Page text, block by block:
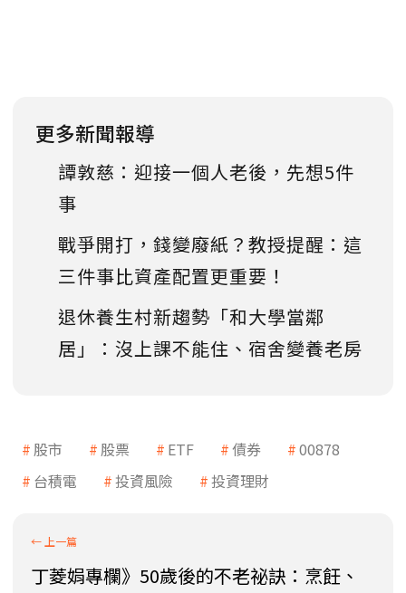
更多新聞報導
譚敦慈：迎接一個人老後，先想5件
事
戰爭開打，錢變廢紙？教授提醒：這
三件事比資產配置更重要！
退休養生村新趨勢「和大學當鄰
居」：沒上課不能住、宿舍變養老房
股市 股票 ETF 債券
00878
台積電
投資風險 投資理財
丁菱娟專欄》50歲後的不老祕訣：烹飪、